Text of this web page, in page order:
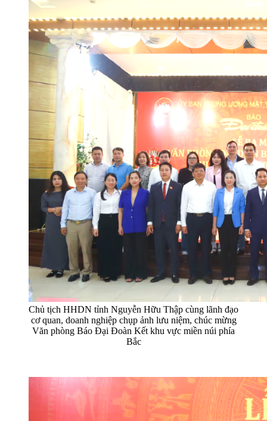
Chủ tịch HHDN tỉnh Nguyễn Hữu Thập cùng lãnh đạo
cơ quan, doanh nghiệp chụp ảnh lưu niệm, chúc mừng
Văn phòng Báo Đại Đoàn Kết khu vực miền núi phía
Bắc